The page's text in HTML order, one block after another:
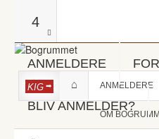
4
ANMELDERE
BLIV ANMELDER?
KIG ANMELDERE
OM